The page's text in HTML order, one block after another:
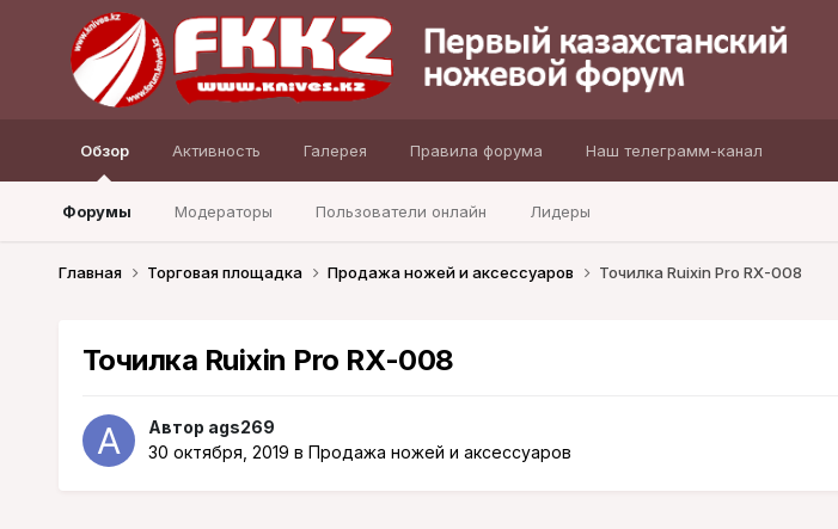
Обзор
Форумы Модераторы Пользователи онлайн Лидеры
Активность Галерея Правила форума Наш телеграмм-канал
Главная Торговая площадка Продажа ножей и аксессуаров Точилка Ruixin Pro RX-008
Точилка Ruixin Pro RX-008
Автор ags269
30 октября, 2019 в Продажа ножей и аксессуаров